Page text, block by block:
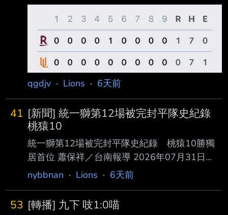
投：布雷克 E：許哲晏 布雷克 七局失一分
NP91 張皓崴 1-3,1BB 守備NP*2 潘傑楷 2-4 --
qgdjv · Lions · 6天前
41 [新聞] 統一獅第12場被完封平隊史紀錄
桃猿10
統一獅第12場被完封平隊史紀錄 桃猿10勝獨
居首位 蕭保祥／台南報導 2026年07月31日
21:04 統一獅31日晚間在台南亞太棒球場全場攻
第 12場被完封平2005年隊史紀錄，桃猿下半季
10勝比敗多4場獨居首位。 全場唯一半局在5局
nybbnan · Lions · 6天前
53 [轉播] 九下 吱1:0喵